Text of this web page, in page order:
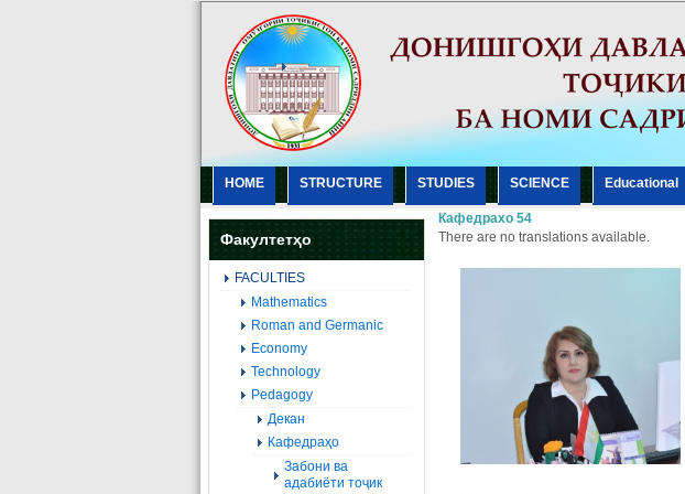
HOME STRUCTURE STUDIES SCIENCE Еducational
Факултетҳо
FACULTIES
Mathematics
Roman and Germanic
Economy
Technology
Pedagogy
Декан
Кафедраҳо
Забони ва
адабиёти тоҷик
Кафедрахо 54
There are no translations available.